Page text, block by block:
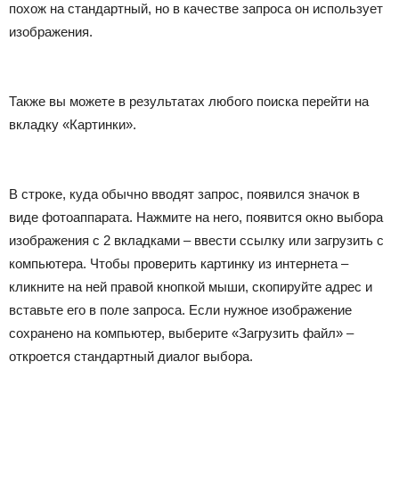
похож на стандартный, но в качестве запроса он использует
изображения.
Также вы можете в результатах любого поиска перейти на
вкладку «Картинки».
В строке, куда обычно вводят запрос, появился значок в
виде фотоаппарата. Нажмите на него, появится окно выбора
изображения с 2 вкладками – ввести ссылку или загрузить с
компьютера. Чтобы проверить картинку из интернета –
кликните на ней правой кнопкой мыши, скопируйте адрес и
вставьте его в поле запроса. Если нужное изображение
сохранено на компьютер, выберите «Загрузить файл» –
откроется стандартный диалог выбора.